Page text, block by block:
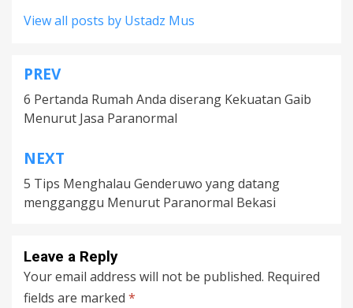
View all posts by Ustadz Mus
Post
navigation
PREV
6 Pertanda Rumah Anda diserang Kekuatan Gaib
Menurut Jasa Paranormal
NEXT
5 Tips Menghalau Genderuwo yang datang
mengganggu Menurut Paranormal Bekasi
Leave a Reply
Your email address will not be published. Required
fields are marked *